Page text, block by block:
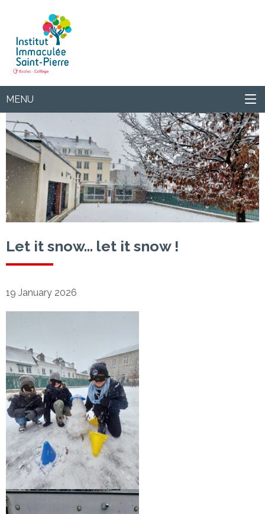
Institut
MENU
Let it snow... let it snow !
19 January 2026